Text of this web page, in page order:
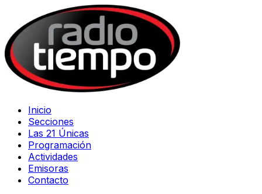
Inicio
Secciones
Las 21 Únicas
Programación
Actividades
Emisoras
Contacto